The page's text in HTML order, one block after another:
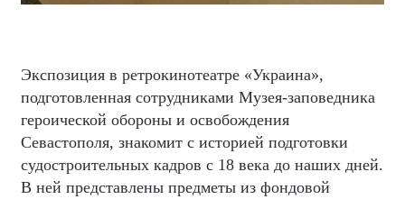
Экспозиция в ретрокинотеатре «Украина»,
подготовленная сотрудниками Музея-заповедника
героической обороны и освобождения
Севастополя, знакомит с историей подготовки
судостроительных кадров с 18 века до наших дней.
В ней представлены предметы из фондовой